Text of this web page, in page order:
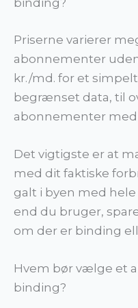
binding?
Priserne varierer
abonnementer
kr./md. for et
begrænset data, til
abonnementer med
Det vigtigste er at
med dit faktiske
galt i byen med
end du bruger,
om der er binding
Hvem bør vælge et
binding?